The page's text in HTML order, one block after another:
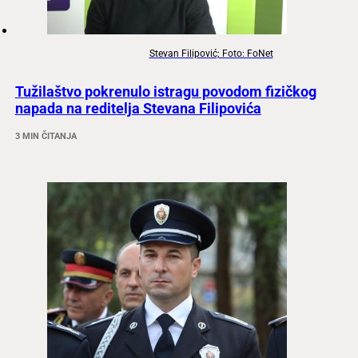
Stevan Filipović; Foto: FoNet
Tužilaštvo pokrenulo istragu povodom fizičkog
napada na reditelja Stevana Filipovića
3 MIN ČITANJA